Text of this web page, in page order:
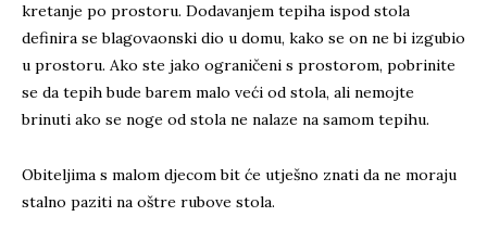
kretanje po prostoru. Dodavanjem tepiha ispod stola
definira se blagovaonski dio u domu, kako se on ne bi izgubio
u prostoru. Ako ste jako ograničeni s prostorom, pobrinite
se da tepih bude barem malo veći od stola, ali nemojte
brinuti ako se noge od stola ne nalaze na samom tepihu.
Obiteljima s malom djecom bit će utješno znati da ne moraju
stalno paziti na oštre rubove stola.